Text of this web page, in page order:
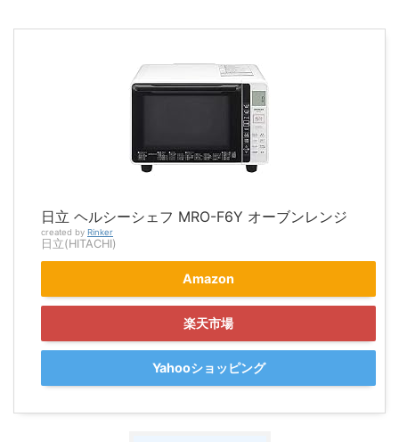
日立 ヘルシーシェフ MRO-F6Y オーブンレンジ
created by Rinker
日立(HITACHI)
Amazon
楽天市場
Yahooショッピング